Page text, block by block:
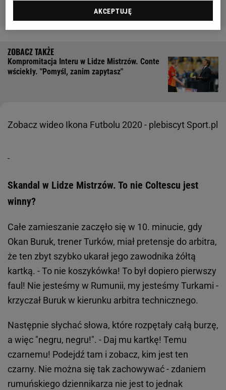
Kompromitacja Interu w Lidze Mistrzów. Conte
wściekły. "Pomyśl, zanim zapytasz"
Zobacz wideo Ikona Futbolu 2020 - plebiscyt Sport.pl
Skandal w Lidze Mistrzów. To nie Coltescu jest
winny?
Całe zamieszanie zaczęło się w 10. minucie, gdy
Okan Buruk, trener Turków, miał pretensje do arbitra,
że ten zbyt szybko ukarał jego zawodnika żółtą
kartką. - To nie koszykówka! To był dopiero pierwszy
faul! Nie jesteśmy w Rumunii, my jesteśmy Turkami -
krzyczał Buruk w kierunku arbitra technicznego.
Następnie słychać słowa, które rozpętały całą burzę,
a więc "negru, negru!". - Daj mu kartkę! Temu
czarnemu! Podejdź tam i zobacz, kim jest ten
czarny. Nie można się tak zachowywać - zdaniem
rumuńskiego dziennikarza nie jest to jednak
AKCEPTUJĘ